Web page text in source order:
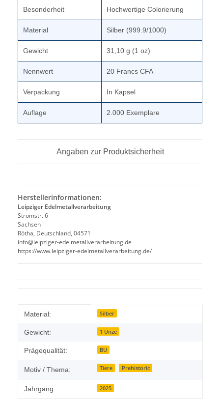
Besonderheit Hochwertige Colorierung
Material Silber (999.9/1000)
Gewicht 31,10 g (1 oz)
Nennwert 20 Francs CFA
Verpackung In Kapsel
Auflage 2.000 Exemplare
Angaben zur Produktsicherheit
Herstellerinformationen:
Leipziger Edelmetallverarbeitung
Stromstr. 6
Sachsen
Rötha, Deutschland, 04571
info@leipziger-edelmetallverarbeitung.de
https://www.leipziger-edelmetallverarbeitung.de/
Produkteigenschaft
Wert
Material: Silber
Gewicht: 1 Unze
Prägequalität: BU
Motiv / Thema: Tiere Prehistoric
Jahrgang: 2025